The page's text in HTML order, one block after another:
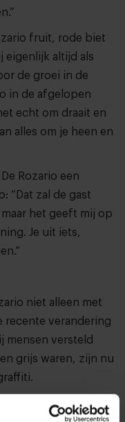
fruit, rode biet
eigenlijk altijd als
de groei in de
in de afgelopen
echt om draait en
alles om je heen en
Rozario een
“Dat zal de gast
het geeft mij op
Je uit iets,
niet alleen met
recente verandering
mensen versteld
grijs waren, zijn nu
vertelt een verhaal.